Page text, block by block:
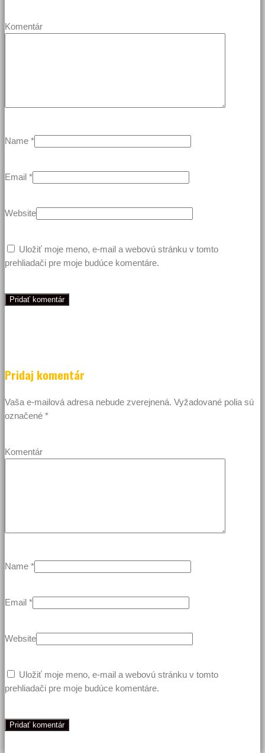
Komentár
Name *
Email *
Website
Uložiť moje meno, e-mail a webovú stránku v tomto
prehliadači pre moje budúce komentáre.
Pridaj komentár
Vaša e-mailová adresa nebude zverejnená. Vyžadované polia sú
označené *
Komentár
Name *
Email *
Website
Uložiť moje meno, e-mail a webovú stránku v tomto
prehliadači pre moje budúce komentáre.